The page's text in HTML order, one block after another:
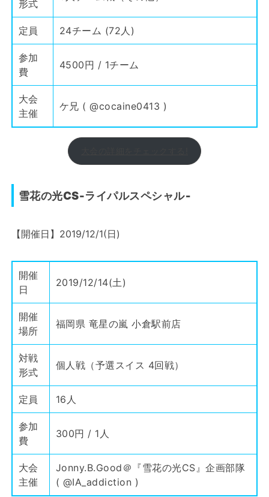
形式
定員 24チーム (72人)
参加
費
4500円 / 1チーム
大会
主催
ケ兄 ( @cocaine0413 )
雪花の光CS-ライパルスペシャル‐
【開催日】2019/12/1(日)
開催
日
2019/12/14(土)
開催
場所
福岡県 竜星の嵐 小倉駅前店
対戦
形式
個人戦（予選スイス 4回戦）
定員 16人
参加
費
300円 / 1人
大会
主催
Jonny.B.Good＠『雪花の光CS』企画部隊
( @IA_addiction )